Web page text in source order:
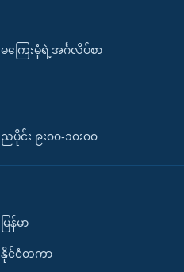
မကြေးမုံရဲ့အင်္ဂလိပ်စာ
ညပိုင်း ၉း၀၀-၁၀း၀၀
မြန်မာ
နိုင်ငံတကာ